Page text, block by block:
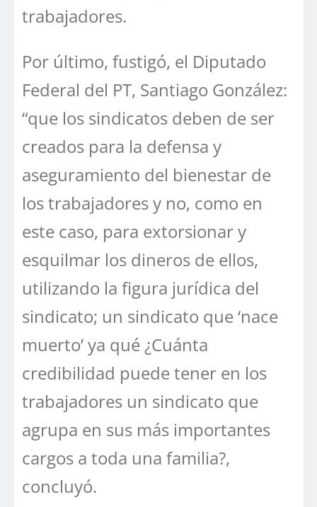
trabajadores.
Por último, fustigó, el Diputado
Federal del PT, Santiago González:
“que los sindicatos deben de ser
creados para la defensa y
aseguramiento del bienestar de
los trabajadores y no, como en
este caso, para extorsionar y
esquilmar los dineros de ellos,
utilizando la figura jurídica del
sindicato; un sindicato que ‘nace
muerto’ ya qué ¿Cuánta
credibilidad puede tener en los
trabajadores un sindicato que
agrupa en sus más importantes
cargos a toda una familia?,
concluyó.